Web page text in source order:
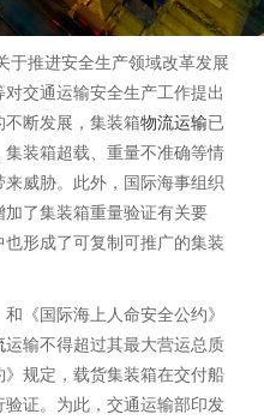
于推进安全生产领域改革发展
交通运输安全生产工作提出
断发展，集装箱物流运输已
装箱超载、重量不准确等情
威胁。此外，国际海事组织
了集装箱重量验证有关要
形成了可复制可推广的集装
《国际海上人命安全公约》
运输不得超过其最大营运总质
规定，载货集装箱在交付船
证。为此，交通运输部印发